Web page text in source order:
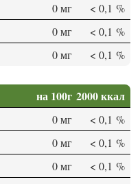
0 мг
< 0,1 %
0 мг
< 0,1 %
0 мг < 0,1 %
на 100г 2000 ккал
0 мг
< 0,1 %
0 мг
< 0,1 %
0 мг
< 0,1 %